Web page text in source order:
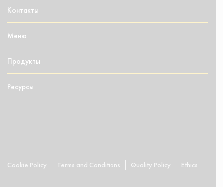
Меню
Продукты
Ресурсы
Контакты
Cookie Policy Terms and Conditions Quality Policy Ethics